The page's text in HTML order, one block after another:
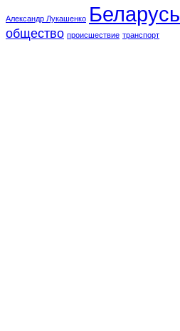
Александр Лукашенко Беларусь
общество происшествие транспорт